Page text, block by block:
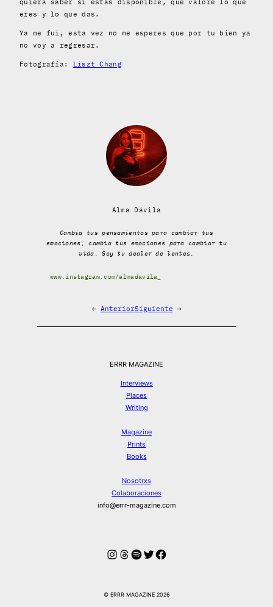
quiera saber si estas disponible, que valore lo que
eres y lo que das.
Ya me fui, esta vez no me esperes que por tu bien ya
no voy a regresar.
Fotografía: Liszt Chang
Alma Dávila
Cambia tus pensamientos para cambiar tus
emociones, cambia tus emociones para cambiar tu
vida. Soy tu dealer de lentes.
www.instagram.com/almadavila_
← AnteriorSiguiente →
ERRR MAGAZINE
Interviews
Places
Writing
Magazine
Prints
Books
Nosotrxs
Colaboraciones
info@errr-magazine.com
Instagram
Hilos
Spotify
Twitter
Facebook
© ERRR MAGAZINE 2026